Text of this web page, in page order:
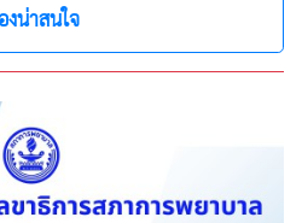
งน่าสนใจ